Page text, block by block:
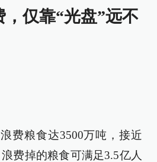
仅靠“光盘”远不
费粮食达3500万吨，接近
费掉的粮食可满足3.5亿人